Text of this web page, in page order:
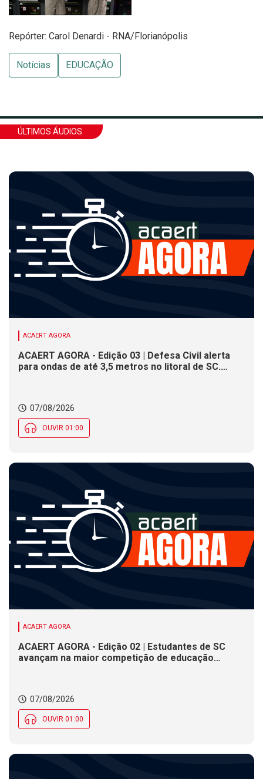
Repórter: Carol Denardi - RNA/Florianópolis
Notícias EDUCAÇÃO
ÚLTIMOS ÁUDIOS
ACAERT AGORA
ACAERT AGORA - Edição 03 | Defesa Civil alerta
para ondas de até 3,5 metros no litoral de SC.
07/08/2026
OUVIR 01:00
ACAERT AGORA
ACAERT AGORA - Edição 02 | Estudantes de SC
avançam na maior competição de educação
Social nesta sexta (7)
07/08/2026
OUVIR 01:00